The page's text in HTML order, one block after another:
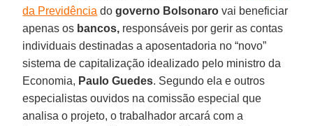
da Previdência dogoverno Bolsonaro vai beneficiar
apenas os bancos, responsáveis por gerir as contas
individuais destinadas a aposentadoria no “novo”
sistema de capitalização idealizado pelo ministro da
Economia, Paulo Guedes. Segundo ela e outros
especialistas ouvidos na comissão especial que
analisa o projeto, o trabalhador arcará com a